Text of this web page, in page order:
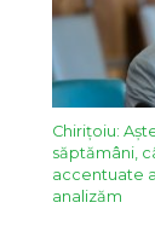
Chirițoiu:
săptămâni,
accentuate
analizăm